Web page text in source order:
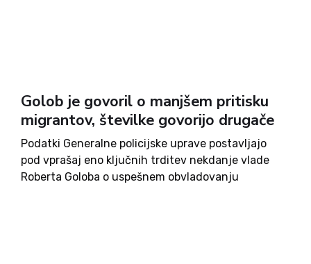
Golob je govoril o manjšem pritisku
migrantov, številke govorijo drugače
Podatki Generalne policijske uprave postavljajo
pod vprašaj eno ključnih trditev nekdanje vlade
Roberta Goloba o uspešnem obvladovanju